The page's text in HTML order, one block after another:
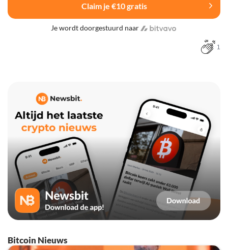
Claim je €10 gratis
Je wordt doorgestuurd naar
1
Bitcoin Nieuws